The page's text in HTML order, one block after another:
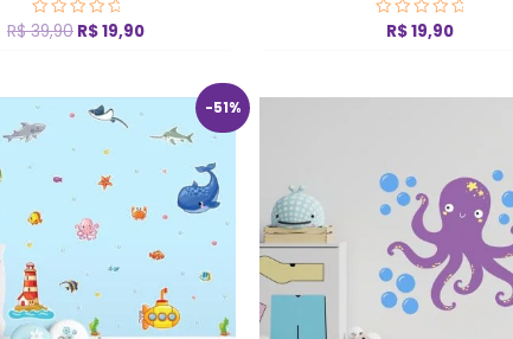
Avaliação
R$39,90 R$19,90
Avaliação
R$19,90
-51%
O
preço
original
R$ 153,90.
preço
atual
é:
R$ 75,90.
R$ 49,90.
é: